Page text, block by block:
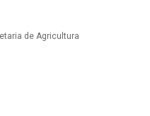
de Agricultura